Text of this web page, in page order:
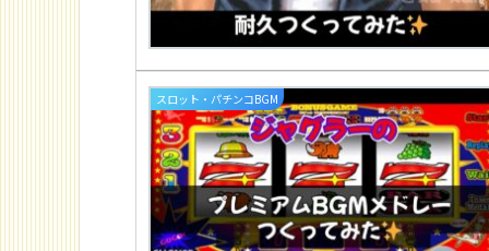
スロット・パチンコBGM